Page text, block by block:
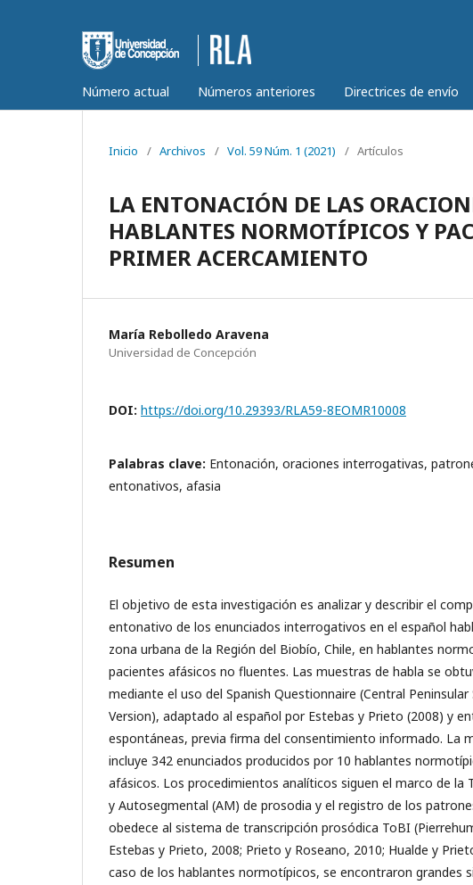
Número actual Números anteriores Directrices de envío
Inicio / Archivos / Vol. 59 Núm. 1 (2021) / Artículos
LA ENTONACIÓN DE LAS
HABLANTES NORMOTÍPICOS Y
PRIMER ACERCAMIENTO
María Rebolledo Aravena
Universidad de Concepción
DOI: https://doi.org/10.29393/RLA59-8EOMR10008
Palabras clave: Entonación, oraciones interrogativas,
entonativos, afasia
Resumen
El objetivo de esta investigación es analizar y describir el
entonativo de los enunciados interrogativos en el español
zona urbana de la Región del Biobío, Chile, en hablantes
pacientes afásicos no fluentes. Las muestras de habla se
mediante el uso del Spanish Questionnaire (Central Peninsular
Version), adaptado al español por Estebas y Prieto (2008) y
espontáneas, previa firma del consentimiento informado. La
incluye 342 enunciados producidos por 10 hablantes
afásicos. Los procedimientos analíticos siguen el marco de la
y Autosegmental (AM) de prosodia y el registro de los
obedece al sistema de transcripción prosódica ToBI
Estebas y Prieto, 2008; Prieto y Roseano, 2010; Hualde y
caso de los hablantes normotípicos, se encontraron grandes